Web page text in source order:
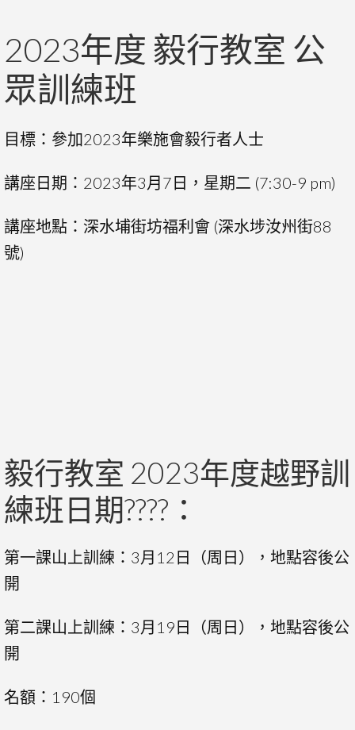
2023年度 毅行教室 公
眾訓練班
目標：參加2023年樂施會毅行者人士
講座日期：2023年3月7日，星期二 (7:30-9 pm)
講座地點：深水埔街坊福利會 (深水埗汝州街88
號)
毅行教室 2023年度越野訓
練班日期????：
第一課山上訓練：3月12日（周日），地點容後公
開
第二課山上訓練：3月19日（周日），地點容後公
開
名額：190個